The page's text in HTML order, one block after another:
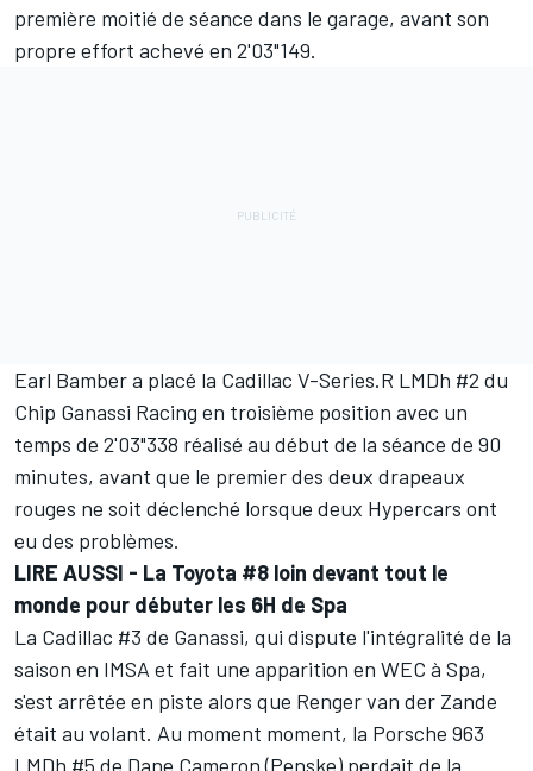
première moitié de séance dans le garage, avant son
propre effort achevé en 2'03"149.
Earl Bambera placé la Cadillac V-Series.R LMDh #2 du
Chip Ganassi Racing en troisième position avec un
temps de 2'03"338 réalisé au début de la séance de 90
minutes, avant que le premier des deux drapeaux
rouges ne soit déclenché lorsque deux Hypercars ont
eu des problèmes.
LIRE AUSSI - La Toyota #8 loin devant tout le
monde pour débuter les 6H de Spa
La Cadillac #3 de Ganassi, qui dispute l'intégralité de la
saison en IMSA et fait une apparition en WEC à Spa,
s'est arrêtée en piste alors que Renger van der Zande
était au volant. Au moment moment, la Porsche 963
LMDh #5 de Dane Cameron(Penske) perdait de la